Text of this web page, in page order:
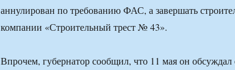
аннулирован по требованию ФАС, а завершать
компании «Строительный трест № 43».
Впрочем, губернатор сообщил, что 11 мая он